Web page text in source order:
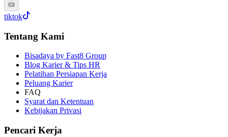
tiktok
Tentang Kami
Bisadaya by Fast8 Group
Blog Karier & Tips HR
Pelatihan Persiapan Kerja
Peluang Karier
FAQ
Syarat dan Ketentuan
Kebijakan Privasi
Pencari Kerja